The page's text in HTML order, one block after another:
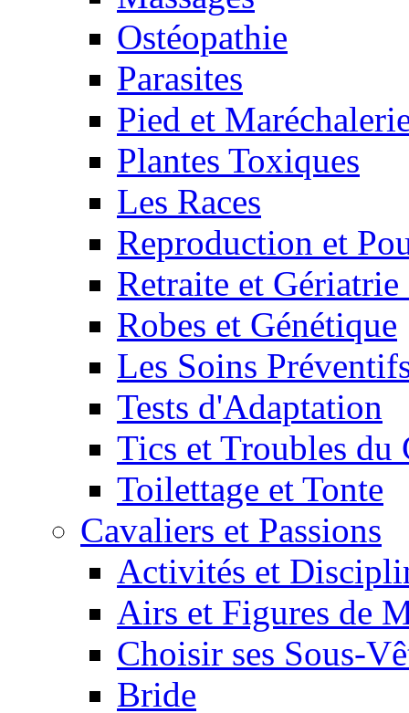
Ostéopathie
Parasites
Pied et
Plantes Toxiques
Les Races
Reproduction et
Retraite et
Robes et Génétique
Les Soins
Tests d'Adaptation
Tics et Troubles du
Toilettage et Tonte
Cavaliers et Passions
Activités et
Airs et Figures de
Choisir ses Sous-
Bride